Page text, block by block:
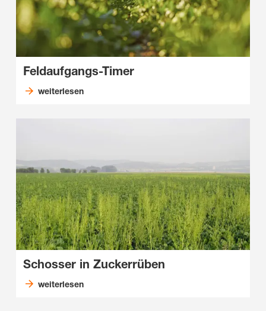
Feldaufgangs-Timer
weiterlesen
Schosser in Zuckerrüben
weiterlesen